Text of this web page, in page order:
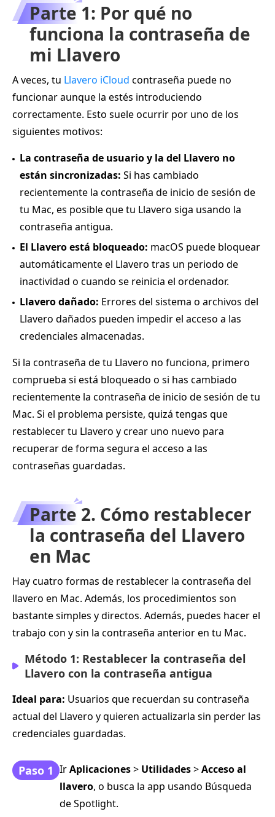
Parte 1: Por qué no
funciona la contraseña de
mi Llavero
A veces, tu Llavero iCloud contraseña puede no
funcionar aunque la estés introduciendo
correctamente. Esto suele ocurrir por uno de los
siguientes motivos:
La contraseña de usuario y la del Llavero no
están sincronizadas: Si has cambiado
recientemente la contraseña de inicio de sesión de
tu Mac, es posible que tu Llavero siga usando la
contraseña antigua.
El Llavero está bloqueado: macOS puede bloquear
automáticamente el Llavero tras un periodo de
inactividad o cuando se reinicia el ordenador.
Llavero dañado: Errores del sistema o archivos del
Llavero dañados pueden impedir el acceso a las
credenciales almacenadas.
Si la contraseña de tu Llavero no funciona, primero
comprueba si está bloqueado o si has cambiado
recientemente la contraseña de inicio de sesión de tu
Mac. Si el problema persiste, quizá tengas que
restablecer tu Llavero y crear uno nuevo para
recuperar de forma segura el acceso a las
contraseñas guardadas.
Parte 2. Cómo restablecer
la contraseña del Llavero
en Mac
Hay cuatro formas de restablecer la contraseña del
llavero en Mac. Además, los procedimientos son
bastante simples y directos. Además, puedes hacer el
trabajo con y sin la contraseña anterior en tu Mac.
Método 1: Restablecer la contraseña del
Llavero con la contraseña antigua
Ideal para: Usuarios que recuerdan su contraseña
actual del Llavero y quieren actualizarla sin perder las
credenciales guardadas.
Paso 1 IrAplicaciones> Utilidades>Acceso al
llavero, o busca la app usando Búsqueda
de Spotlight.